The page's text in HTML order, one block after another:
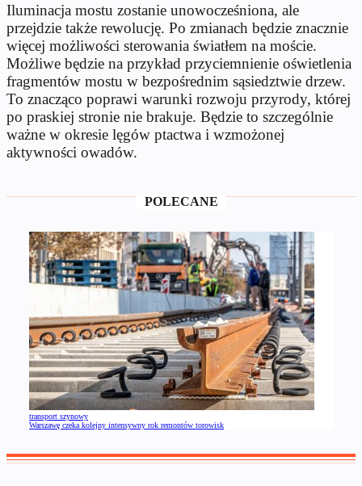
Iluminacja mostu zostanie unowocześniona, ale
przejdzie także rewolucję. Po zmianach będzie znacznie
więcej możliwości sterowania światłem na moście.
Możliwe będzie na przykład przyciemnienie oświetlenia
fragmentów mostu w bezpośrednim sąsiedztwie drzew.
To znacząco poprawi warunki rozwoju przyrody, której
po praskiej stronie nie brakuje. Będzie to szczególnie
ważne w okresie lęgów ptactwa i wzmożonej
aktywności owadów.
POLECANE
transport szynowy
Warszawę czeka kolejny intensywny rok remontów torowisk